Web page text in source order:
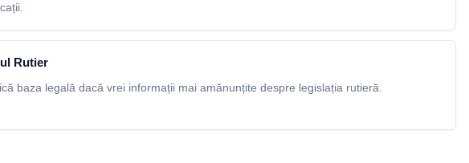
Rutier
baza legală dacă vrei informații mai amănunțite despre legislația rutieră.